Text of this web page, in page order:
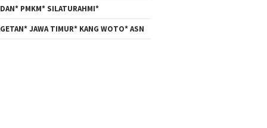
PMKM* SILATURAHMI*
JAWA TIMUR* KANG WOTO* ASN